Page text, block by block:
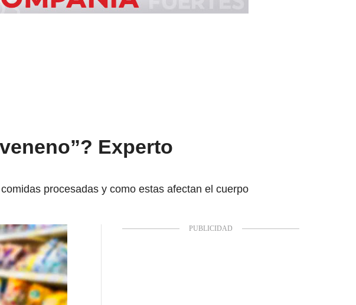
Experto
procesadas y como estas afectan el cuerpo